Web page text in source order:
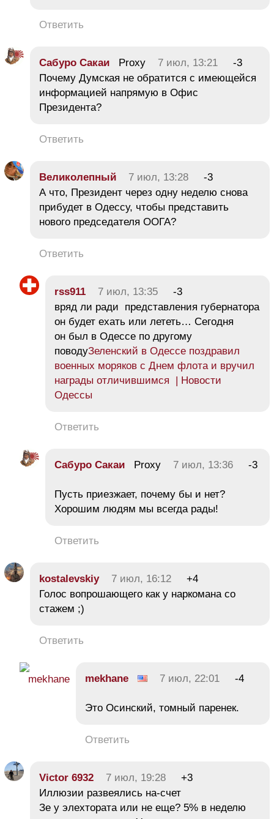
Ответить
Сабуро Сакаи Proxy 7 июл, 13:21
-3
Почему Думская не обратится с имеющейся
информацией напрямую в Офис
Президента?
Ответить
Великолепный 7 июл, 13:28
-3
А что, Президент через одну неделю снова
прибудет в Одессу, чтобы представить
нового председателя ООГА?
Ответить
rss911 7 июл, 13:35
-3
вряд ли ради представления губернатора
он будет ехать или лететь… Сегодня
он был в Одессе по другому
поводуЗеленский в Одессе поздравил
военных моряков с Днем флота и вручил
награды отличившимся | Новости
Одессы
Ответить
Сабуро Сакаи Proxy 7 июл, 13:36 -3
Пусть приезжает, почему бы и нет?
Хорошим людям мы всегда рады!
Ответить
kostalevskiy 7 июл, 16:12
+4
Голос вопрошающего как у наркомана со
стажем ;)
Ответить
mekhane 7 июл, 22:01 -4
Это Осинский, томный паренек.
Ответить
Victor 6932 7 июл, 19:28
+3
Иллюзии развеялись на-счет
Зе у элехтората или не еще? 5% в неделю